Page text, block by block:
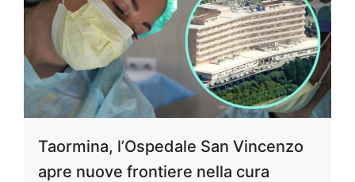
Taormina, l’Ospedale San Vincenzo
apre nuove frontiere nella cura